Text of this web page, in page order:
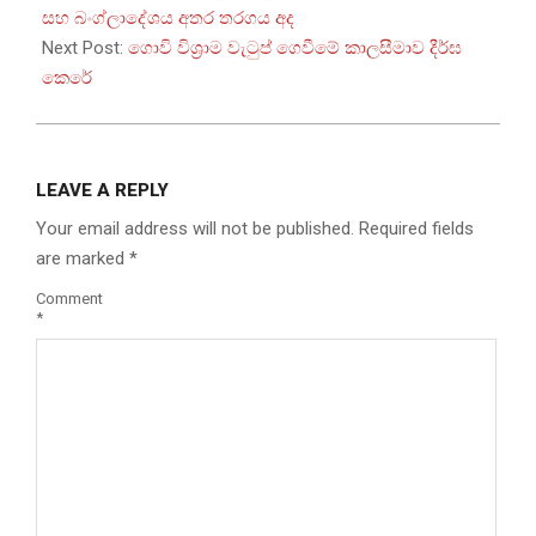
17
සහ බංග්ලාදේශය අතර තරගය අද
Next Post: ගොවි විශ්‍රාම වැටුප් ගෙවීමේ කාලසීමාව දීර්ඝ
කෙරේ
LEAVE A REPLY
Your email address will not be published. Required fields
are marked *
Comment
*